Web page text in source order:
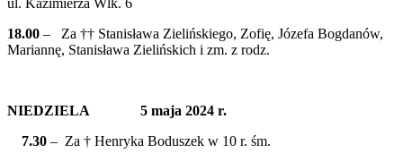
18.00 – Za †† Stanisława Zielińskiego, Zofię, Józefa Bogdanów,
Mariannę, Stanisława Zielińskich i zm. z rodz.
NIEDZIELA 5 maja 2024 r.
7.30 – Za † Henryka Boduszek w 10 r. śm.